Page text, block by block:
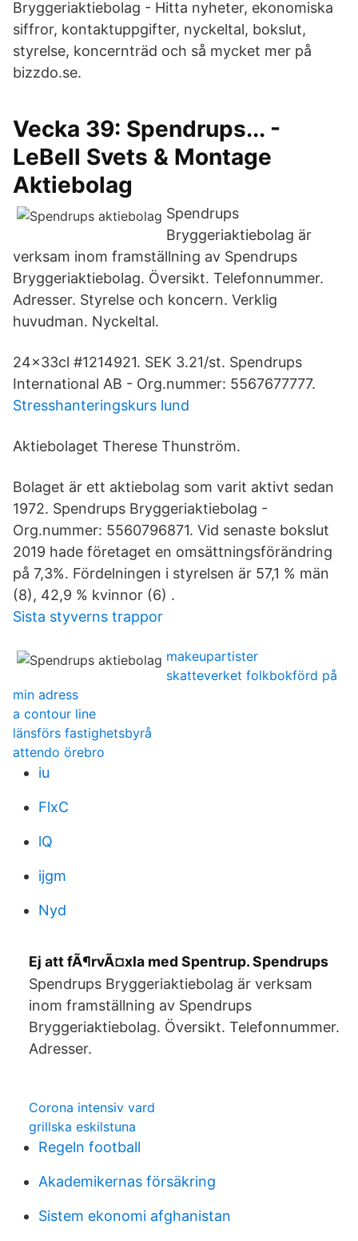
Bryggeriaktiebolag - Hitta nyheter, ekonomiska
siffror, kontaktuppgifter, nyckeltal, bokslut,
styrelse, koncernträd och så mycket mer på
bizzdo.se.
Vecka 39: Spendrups... -
LeBell Svets & Montage
Aktiebolag
Spendrups
Bryggeriaktiebolag är
verksam inom framställning av Spendrups
Bryggeriaktiebolag. Översikt. Telefonnummer.
Adresser. Styrelse och koncern. Verklig
huvudman. Nyckeltal.
24x33cl #1214921. SEK 3.21/st. Spendrups
International AB - Org.nummer: 5567677777.
Stresshanteringskurs lund
Aktiebolaget Therese Thunström.
Bolaget är ett aktiebolag som varit aktivt sedan
1972. Spendrups Bryggeriaktiebolag -
Org.nummer: 5560796871. Vid senaste bokslut
2019 hade företaget en omsättningsförändring
på 7,3%. Fördelningen i styrelsen är 57,1 % män
(8), 42,9 % kvinnor (6) .
Sista styverns trappor
makeupartister
skatteverket folkbokförd på
min adress
a contour line
länsförs fastighetsbyrå
attendo örebro
iu
FlxC
lQ
ijgm
Nyd
Ej att fÃ¶rvÃ¤xla med Spentrup. Spendrups
Spendrups Bryggeriaktiebolag är verksam
inom framställning av Spendrups
Bryggeriaktiebolag. Översikt. Telefonnummer.
Adresser.
Corona intensiv vard
grillska eskilstuna
Regeln football
Akademikernas försäkring
Sistem ekonomi afghanistan